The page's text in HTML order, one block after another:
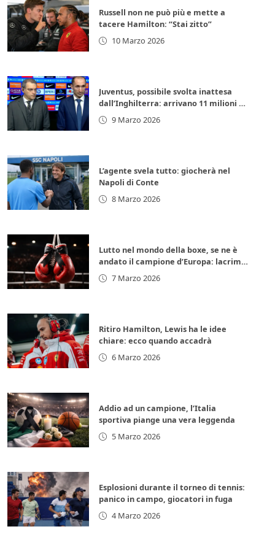
Russell non ne può più e mette a
tacere Hamilton: “Stai zitto”
10 Marzo 2026
Juventus, possibile svolta inattesa
dall’Inghilterra: arrivano 11 milioni di
euro subito
9 Marzo 2026
L’agente svela tutto: giocherà nel
Napoli di Conte
8 Marzo 2026
Lutto nel mondo della boxe, se ne è
andato il campione d’Europa: lacrime
per la leggenda italiana
7 Marzo 2026
Ritiro Hamilton, Lewis ha le idee
chiare: ecco quando accadrà
6 Marzo 2026
Addio ad un campione, l’Italia
sportiva piange una vera leggenda
5 Marzo 2026
Esplosioni durante il torneo di tennis:
panico in campo, giocatori in fuga
4 Marzo 2026